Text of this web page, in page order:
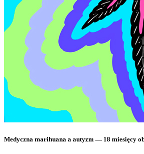
Medyczna marihuana a autyzm — 18 miesięcy